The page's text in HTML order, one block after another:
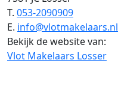
T. 053-2090909
E. info@vlotmakelaars.nl
Bekijk de website van:
Vlot Makelaars Losser